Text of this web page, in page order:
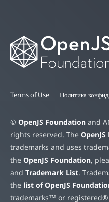
Terms of Use Политика
© OpenJS Foundation and
rights reserved. The
trademarks and uses
the OpenJS Foundation,
and Trademark List.
the list of OpenJS
trademarks™ or